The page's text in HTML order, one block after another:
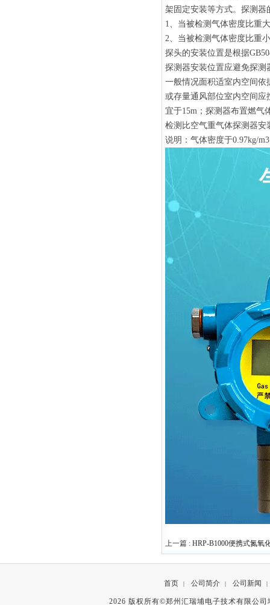
架固定安装等方式。探测
1、当被检测气体密度比重
2、当被检测气体密度比重
探头的安装位置是根据
探测器安装位置应避免探测
一般情况面积适室内空间依
或存量通风部位室内空间
宜于15m；探测器布置燃气
检测比空气重气体探测器安
说明：气体密度于0.97kg/
上一篇 : HRP-B1000便携式氮氧
首页 | 公司简介 | 公司新闻 |
2026 版权所有©郑州汇瑞埔电子技术有限公